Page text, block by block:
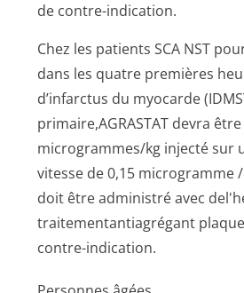
de contre-indication.
Chez les patients SCA NST
dans les quatre premières
d’infarctus du myocarde
primaire,AGRASTAT devra
microgrammes/kg injecté sur
vitesse de 0,15 microgramme
doit être administré avec
traitementanti­agrégant
contre-indication.